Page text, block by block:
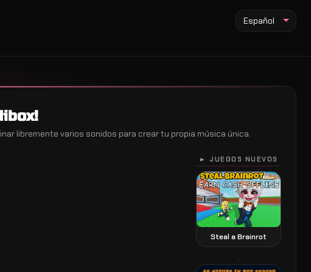
Español
libremente varios sonidos para crear tu propia música única.
► JUEGOS NUEVOS
Steal a Brainrot